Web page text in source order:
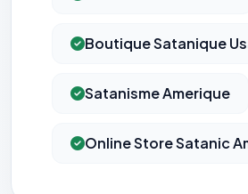
Boutique Satanique
Satanisme Amerique
Online Store Satanic